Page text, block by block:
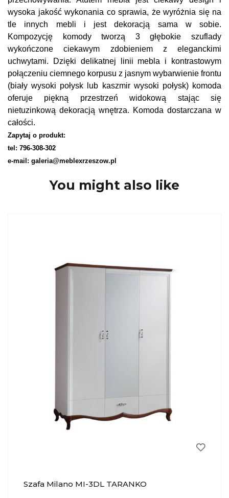
wysoka jakość wykonania co sprawia, że wyróżnia się na
tle innych mebli i jest dekoracją sama w sobie.
Kompozycję komody tworzą 3 głębokie szuflady
wykończone ciekawym zdobieniem z eleganckimi
uchwytami. Dzięki delikatnej linii mebla i kontrastowym
połączeniu ciemnego korpusu z jasnym wybarwienie frontu
(biały wysoki połysk lub kaszmir wysoki połysk) komoda
oferuje piękną przestrzeń widokową stając się
nietuzinkową dekoracją wnętrza. Komoda dostarczana w
całości.
Zapytaj o produkt:
tel: 796-308-302
e-mail: galeria@meblexrzeszow.pl
You might also like
Szafa Milano MI-3DL TARANKO